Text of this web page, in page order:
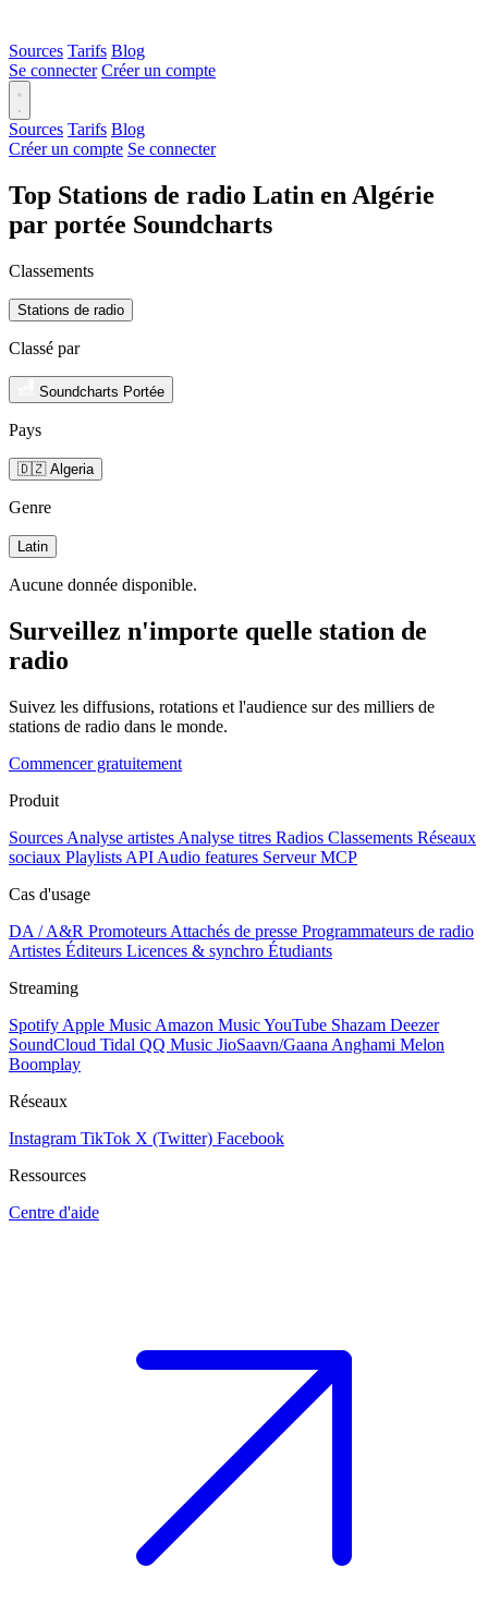
Sources Tarifs Blog
Se connecter Créer un compte
Sources Tarifs Blog
Créer un compte Se connecter
Top Stations de radio Latin en Algérie
par portée Soundcharts
Classements
Stations de radio
Classé par
Soundcharts Portée
Pays
🇩🇿 Algeria
Genre
Latin
Aucune donnée disponible.
Surveillez n'importe quelle station de
radio
Suivez les diffusions, rotations et l'audience sur des milliers de
stations de radio dans le monde.
Commencer gratuitement
Produit
Sources Analyse artistes Analyse titres Radios Classements Réseaux
sociaux Playlists API Audio features Serveur MCP
Cas d'usage
DA / A&R Promoteurs Attachés de presse Programmateurs de radio
Artistes Éditeurs Licences & synchro Étudiants
Streaming
Spotify Apple Music Amazon MusicYouTube Shazam Deezer
SoundCloud Tidal QQ Music JioSaavn/Gaana Anghami Melon
Boomplay
Réseaux
Instagram TikTok X (Twitter) Facebook
Ressources
Centre d'aide